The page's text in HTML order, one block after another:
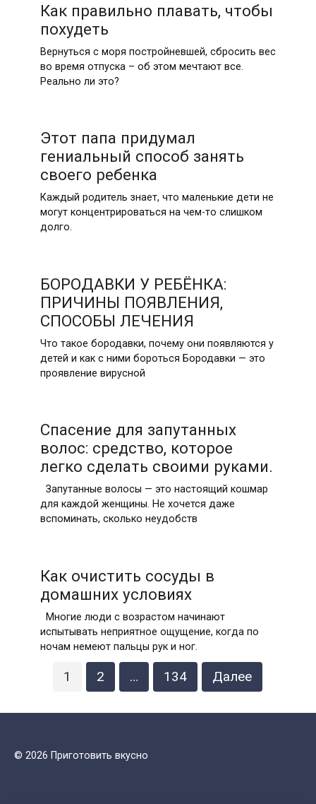
Как правильно плавать, чтобы
похудеть
Вернуться с моря постройневшей, сбросить вес
во время отпуска – об этом мечтают все.
Реально ли это?
Этот папа придумал
гениальный способ занять
своего ребенка
Каждый родитель знает, что маленькие дети не
могут концентрироваться на чем-то слишком
долго.
БОРОДАВКИ У РЕБЁНКА:
ПРИЧИНЫ ПОЯВЛЕНИЯ,
СПОСОБЫ ЛЕЧЕНИЯ
Что такое бородавки, почему они появляются у
детей и как с ними бороться Бородавки — это
проявление вирусной
Спасение для запутанных
волос: средство, которое
легко сделать своими руками.
Запутанные волосы — это настоящий кошмар
для каждой женщины. Не хочется даже
вспоминать, сколько неудобств
Как очистить сосуды в
домашних условиях
Многие люди с возрастом начинают
испытывать неприятное ощущение, когда по
ночам немеют пальцы рук и ног.
Пагинация
1 2 … 134 Далее
© 2026 Приготовить вкусно